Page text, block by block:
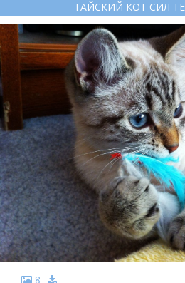
ТАЙСКИЙ КОТ СИЛ
8